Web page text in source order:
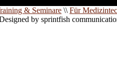
& Seminare \\ Für
by sprintfish